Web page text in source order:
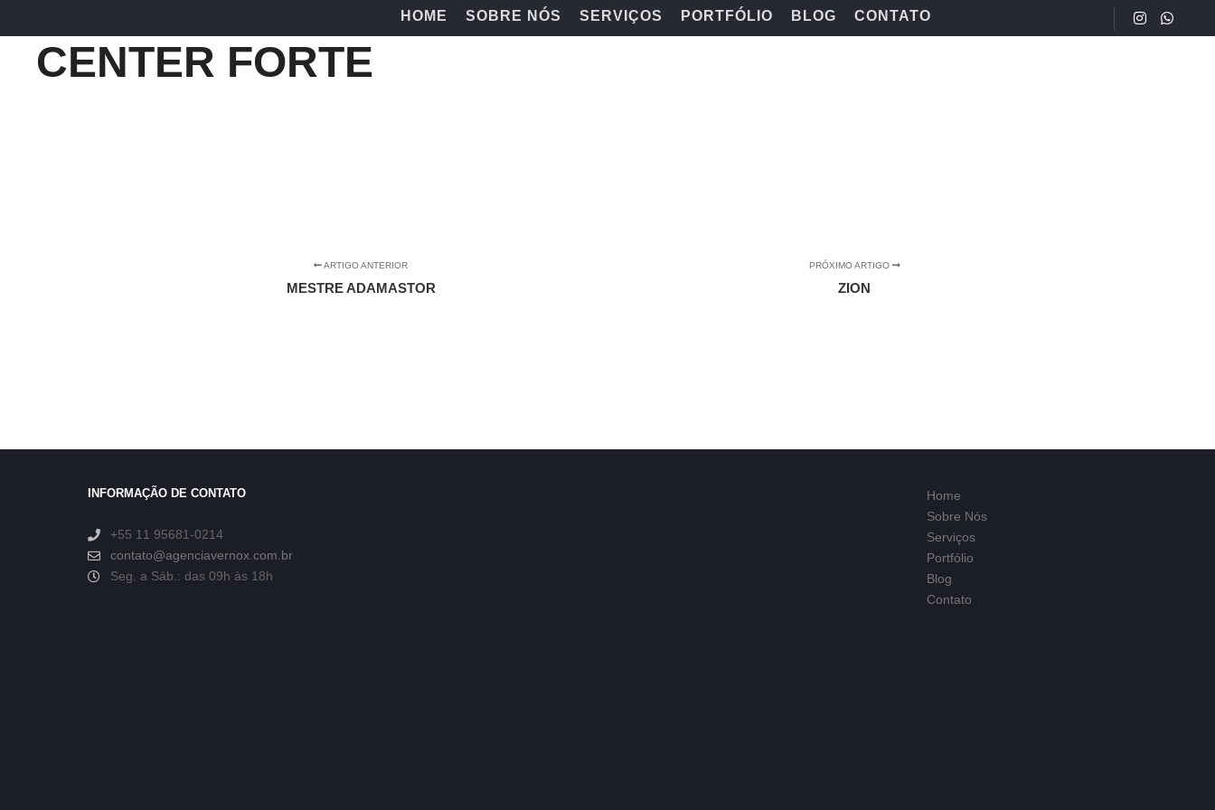
HOME SOBRE NÓS SERVIÇOS PORTFÓLIO BLOG CONTATO
CENTER FORTE
ARTIGO ANTERIOR
MESTRE ADAMASTOR
PRÓXIMO ARTIGO
ZION
INFORMAÇÃO DE CONTATO
+55 11 95681-0214
contato@agenciavernox.com.br
Seg. a Sáb.: das 09h às 18h
Home
Sobre Nós
Serviços
Portfólio
Blog
Contato